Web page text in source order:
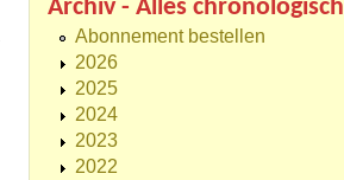
Archiv - Alles chronologisch
Abonnement bestellen
2026
2025
2024
2023
2022